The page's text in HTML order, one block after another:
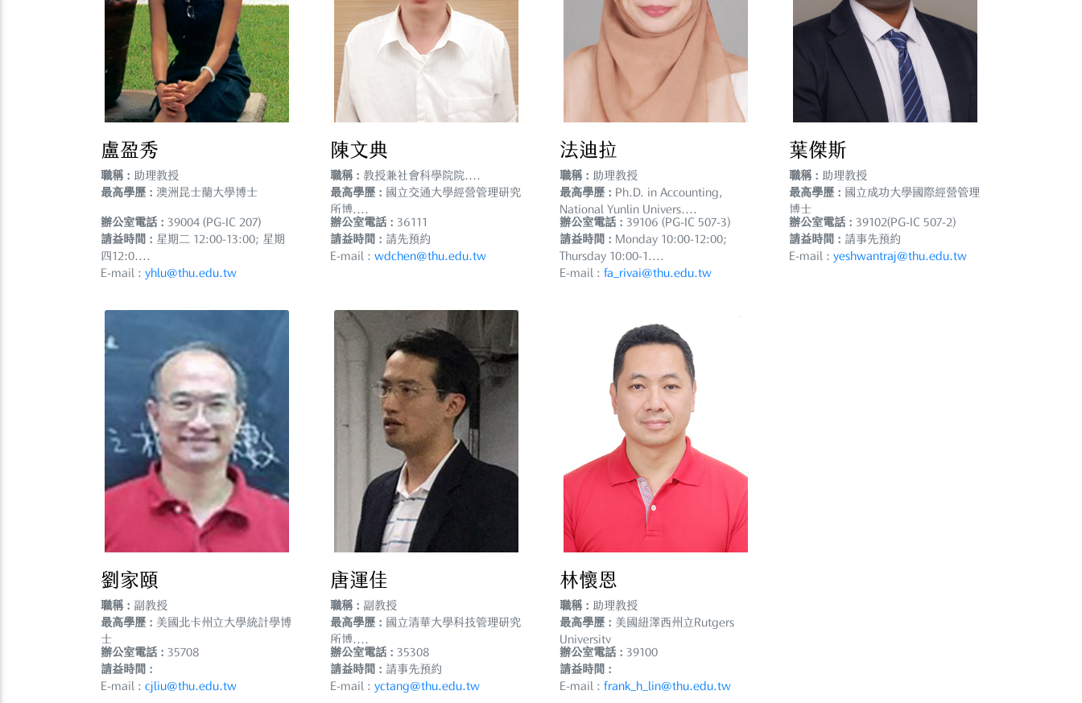
盧盈秀
職稱 : 助理教授
最高學歷 : 澳洲昆士蘭大學博士
辦公室電話 : 39004 (PG-IC 207)
請益時間 : 星期二 12:00-13:00; 星期
四12:0....
E-mail : yhlu@thu.edu.tw
陳文典
職稱 : 教授兼社會科學院院....
最高學歷 : 國立交通大學經營管理研究
所博....
辦公室電話 : 36111
請益時間 : 請先預約
E-mail : wdchen@thu.edu.tw
法迪拉
職稱 : 助理教授
最高學歷 : Ph.D. in Accounting,
National Yunlin Univers....
辦公室電話 : 39106 (PG-IC 507-3)
請益時間 : Monday 10:00-12:00;
Thursday 10:00-1....
E-mail : fa_rivai@thu.edu.tw
葉傑斯
職稱 : 助理教授
最高學歷 : 國立成功大學國際經營管理
博士
辦公室電話 : 39102(PG-IC 507-2)
請益時間 : 請事先預約
E-mail : yeshwantraj@thu.edu.tw
劉家頤
職稱 : 副教授
最高學歷 : 美國北卡州立大學統計學博
士
辦公室電話 : 35708
請益時間 :
E-mail : cjliu@thu.edu.tw
唐運佳
職稱 : 副教授
最高學歷 : 國立清華大學科技管理研究
所博....
辦公室電話 : 35308
請益時間 : 請事先預約
E-mail : yctang@thu.edu.tw
林懷恩
職稱 : 助理教授
最高學歷 : 美國紐澤西州立Rutgers
University
辦公室電話 : 39100
請益時間 :
E-mail : frank_h_lin@thu.edu.tw